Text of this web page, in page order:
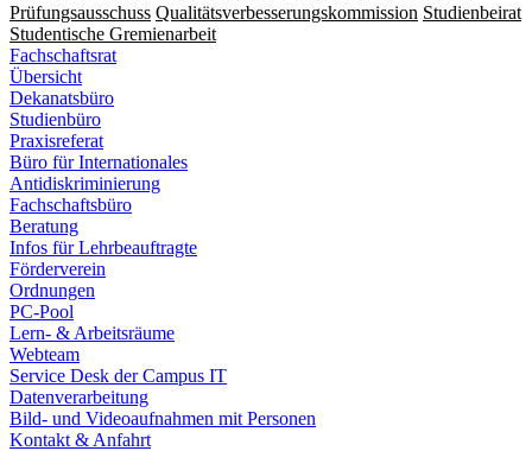
Prüfungsausschuss Qualitätsverbesserungskommission Studienbeirat
Studentische Gremienarbeit
Fachschaftsrat
Übersicht
Dekanatsbüro
Studienbüro
Praxisreferat
Büro für Internationales
Antidiskriminierung
Fachschaftsbüro
Beratung
Infos für Lehrbeauftragte
Förderverein
Ordnungen
PC-Pool
Lern- & Arbeitsräume
Webteam
Service Desk der Campus IT
Datenverarbeitung
Bild- und Videoaufnahmen mit Personen
Kontakt & Anfahrt